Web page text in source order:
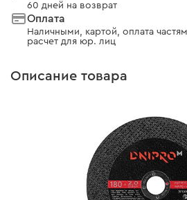
60 дней на возврат
Оплата
Наличными, картой, оплата
расчет для юр. лиц
Описание товара